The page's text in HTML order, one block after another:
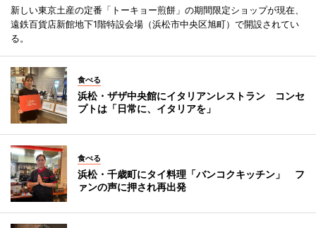
新しい東京土産の定番「トーキョー煎餅」の期間限定ショップが現在、
遠鉄百貨店新館地下1階特設会場（浜松市中央区旭町）で開設されてい
る。
食べる
浜松・ザザ中央館にイタリアンレストラン コンセ
プトは「日常に、イタリアを」
食べる
浜松・千歳町にタイ料理「バンコクキッチン」 フ
ァンの声に押され再出発